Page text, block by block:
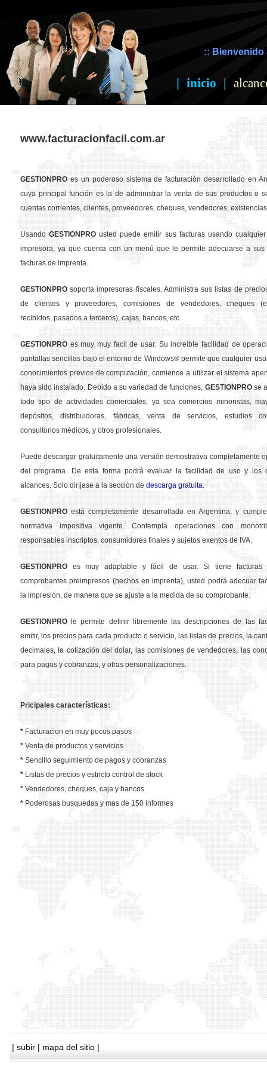
:: Bienvenido
| inicio |
www.facturacionfacil.com.ar
GESTION PRO es un poderoso sistema de facturación desarrollado en
cuya principal función es la de administrar la venta de sus productos o
cuentas corrientes, clientes, proveedores, cheques, vendedores,
Usando GESTION PRO usted puede emitir sus facturas usando
impresora, ya que cuenta con un menú que le permite adecuarse a sus
facturas de imprenta.
GESTION PRO soporta impresoras fiscales. Administra sus listas de
de clientes y proveedores, comisiones de vendedores, cheques
recibidos, pasados a terceros), cajas, bancos, etc.
GESTION PRO es muy muy facil de usar. Su increíble facilidad de
pantallas sencillas bajo el entorno de Windows® permite que cualquier
conocimientos previos de computación, comience a utilizar el sistema
haya sido instalado. Debido a su variedad de funciones, GESTION PROse
todo tipo de actividades comerciales, ya sea comercios minoristas,
depósitos, distribuidoras, fábricas, venta de servicios, estudios
consultorios médicos, y otros profesionales.
Puede descargar gratuitamente una versión demostrativa completamente
del programa. De esta forma podrá evaluar la facilidad de uso y los
alcances. Solo diríjase a la sección de descarga gratuita.
GESTION PRO está completamente desarrollado en Argentina, y
normativa impositiva vigente. Contempla operaciones con
responsables inscriptos, consumidores finales y sujetos exentos de IVA.
GESTION PRO es muy adaptable y fácil de usar. Si tiene facturas
comprobantes preimpresos (hechos en imprenta), usted podrá adecuar
la impresión, de manera que se ajuste a la medida de su comprobante.
GESTION PRO le permite definir libremente las descripciones de las
emitir, los precios para cada producto o servicio, las listas de precios, la
decimales, la cotización del dolar, las comisiones de vendedores, las
para pagos y cobranzas, y otras personalizaciones.
Pricipales características:
* Facturacion en muy pocos pasos
* Venta de productos y servicios
* Sencillo seguimiento de pagos y cobranzas
* Listas de precios y estricto control de stock
* Vendedores, cheques, caja y bancos
* Poderosas busquedas y mas de 150 informes
| subir | mapa del sitio |